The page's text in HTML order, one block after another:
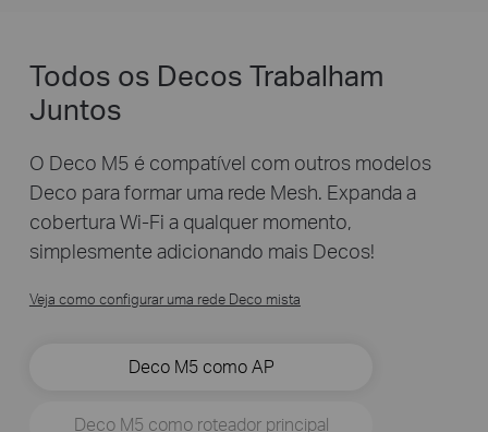
Todos os Decos Trabalham
Juntos
O Deco M5 é compatível com outros modelos
Deco para formar uma rede Mesh. Expanda a
cobertura Wi-Fi a qualquer momento,
simplesmente adicionando mais Decos!
Veja como configurar uma rede Deco mista
Deco M5 como AP
Deco M5 como roteador principal